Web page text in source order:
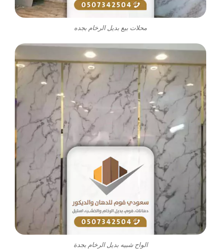
محلات بيع بديل الرخام بجده
الواح شبيه بديل الرخام بجدة